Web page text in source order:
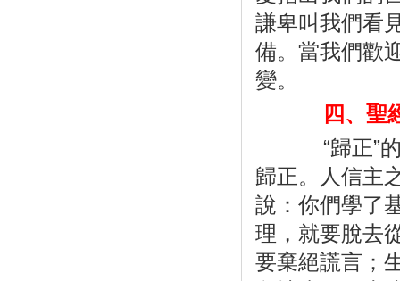
謙卑叫我們看
備。當我們歡
變。
四、聖經
“歸正”
歸正。人信主
說：你們學了
理，就要脫去
要棄絕謊言；